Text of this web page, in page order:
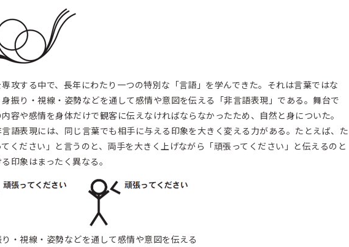
攻する中で、長年にわたり一つの特別な「言語」を学んできた。それは言葉ではな
身振り・視線・姿勢などを通して感情や意図を伝える「非言語表現」である。舞台で
容や感情を身体だけで観客に伝えなければならなかったため、自然と身についた。
言語表現には、同じ言葉でも相手に与える印象を大きく変える力がある。たとえば、た
ください」と言うのと、両手を大きく上げながら「頑張ってください」と伝えるのと
印象はまったく異なる。
・視線・姿勢などを通して感情や意図を伝える